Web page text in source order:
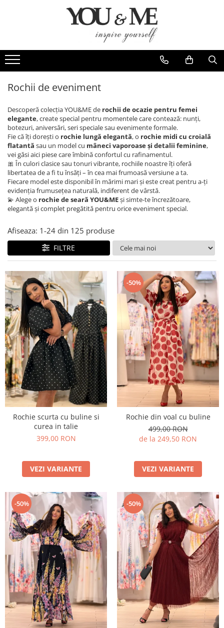
Bluze si camasi
Pantaloni
Geci si jachete
Rochii de eveniment
Compleuri si costume
Salopete
Tricouri si topuri
Fuste
Sacouri
Vesta
Costume de baie
Genti
Esarfe
Coliere si brose
Rochii de eveniment
Descoperă colecția YOU&ME de rochii de ocazie pentru femei
elegante, create special pentru momentele care contează: nunți,
botezuri, aniversări, seri speciale sau evenimente formale.
Fie că îți dorești o rochie lungă elegantă, o rochie midi cu croială
flatantă sau un model cu mâneci vaporoase și detalii feminine,
vei găsi aici piese care îmbină confortul cu rafinamentul.
🎀 În culori clasice sau tonuri vibrante, rochiile noastre îți oferă
libertatea de a fi tu însăți – în cea mai frumoasă versiune a ta.
Fiecare model este disponibil în mărimi mari și este creat pentru a-ți
evidenția frumusețea naturală, indiferent de vârstă.
💫 Alege o rochie de seară YOU&MEși simte-te încrezătoare,
elegantă și complet pregătită pentru orice eveniment special.
Afiseaza: 1-24 din 125 produse
FILTRE
Rochie scurta cu buline si
curea in talie
399,00 RON
VEZI VARIANTE
-50%
Rochie din voal cu buline
499,00 RON
de la 249,50 RON
VEZI VARIANTE
-50% -50%